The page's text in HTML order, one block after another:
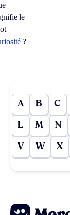
le
?
A B C
L M N
V W X